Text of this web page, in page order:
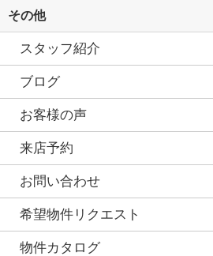
その他
スタッフ紹介
ブログ
お客様の声
来店予約
お問い合わせ
希望物件リクエスト
物件カタログ